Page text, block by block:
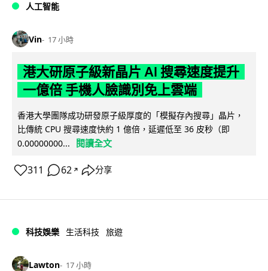
人工智能
Vin 17 小時
港大研原子級新晶片 AI 搜尋速度提升
一億倍 手機人臉識別免上雲端
香港大學團隊成功研發原子級厚度的「模擬存內搜尋」晶片，
比傳統 CPU 搜尋速度快約 1 億倍，延遲低至 36 皮秒（即
0.00000000...
閱讀全文
311 62 ↗ 分享
科技娛樂 生活科技 旅遊
Lawton 17 小時